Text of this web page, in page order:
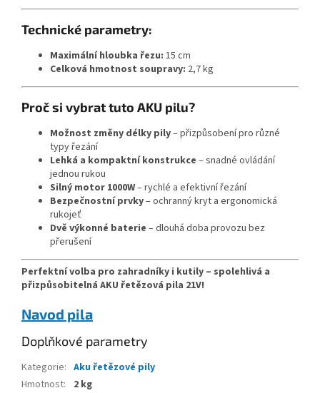
Technické parametry:
Maximální hloubka řezu: 15 cm
Celková hmotnost soupravy: 2,7 kg
Proč si vybrat tuto AKU pilu?
Možnost změny délky pily– přizpůsobení pro různé
typy řezání
Lehká a kompaktní konstrukce – snadné ovládání
jednou rukou
Silný motor 1000W– rychlé a efektivní řezání
Bezpečnostní prvky– ochranný kryt a ergonomická
rukojeť
Dvě výkonné baterie – dlouhá doba provozu bez
přerušení
Perfektní volba pro zahradníky i kutily – spolehlivá a
přizpůsobitelná AKU řetězová pila 21V!
Navod pila
Doplňkové parametry
Kategorie: Aku řetězové pily
Hmotnost:
2 kg